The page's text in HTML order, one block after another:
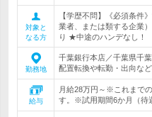
対象と
なる方
【学歴不問】《必須条件
業者、または類する企業
り ★中途のハンデなし！
勤務地
千葉銀行本店／千葉県千
配置転換や転勤・出向な
給与
月給28万円～※これまで
す。※試用期間6か月（待